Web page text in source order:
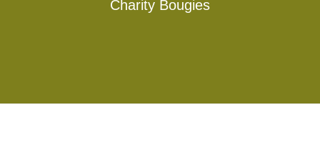
Charity Bougies